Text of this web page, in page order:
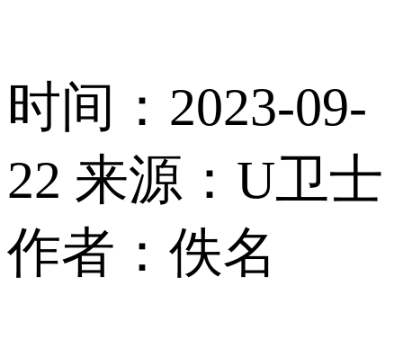
时间：2023-09-
22 来源：U卫士
作者：佚名